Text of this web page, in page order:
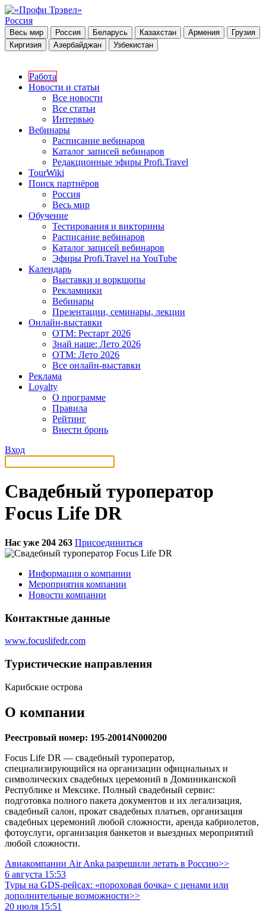
Россия
Весь мир Россия Беларусь Казахстан Армения
Грузия
Киргизия
Азербайджан Узбекистан
Работа
Новости и статьи
Все новости
Все статьи
Интервью
Вебинары
Расписание вебинаров
Каталог записей вебинаров
Редакционные эфиры Profi.Travel
TourWiki
Поиск партнёров
Россия
Весь мир
Обучение
Тестирования и викторины
Расписание вебинаров
Каталог записей вебинаров
Эфиры Profi.Travel на YouTube
Календарь
Выставки и воркшопы
Рекламники
Вебинары
Презентации, семинары, лекции
Онлайн-выставки
OTM: Рестарт 2026
Знай наше: Лето 2026
OTM: Лето 2026
Все онлайн-выставки
Реклама
Loyalty
О программе
Правила
Рейтинг
Внести бронь
Вход
Свадебный туроператор
Focus Life DR
Нас уже 204 263 Присоединиться
Информация о компании
Мероприятия компании
Новости компании
Контактные данные
www.focuslifedr.com
Туристическиe направления
Карибские острова
О компании
Реестровый номер: 195-20014N000200
Focus Life DR — свадебный туроператор,
специализирующийся на организации официальных и
символических свадебных церемоний в Доминиканской
Республике и Мексике. Полный свадебный сервис:
подготовка полного пакета документов и их легализация,
свадебный салон, прокат свадебных платьев, организация
свадебных церемоний любой сложности, аренда кабриолетов,
фотоуслуги, организация банкетов и выездных мероприятий
любой сложности.
Авиакомпании Air Anka разрешили летать в Россию>>
6 августа 15:53
Туры на GDS-рейсах: «пороховая бочка» с ценами или
дополнительные возможности>>
20 июля 15:51